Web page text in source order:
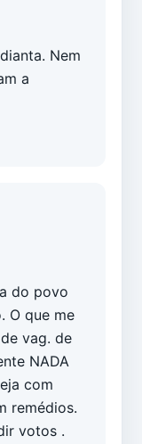
Nem
a
do povo
O que me
vag. de
NADA
com
remédios.
votos .